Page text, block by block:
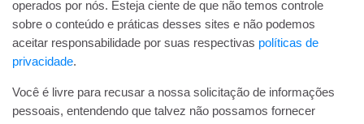
operados por nós. Esteja ciente de que não temos controle
sobre o conteúdo e práticas desses sites e não podemos
aceitar responsabilidade por suas respectivas políticas de
privacidade.
Você é livre para recusar a nossa solicitação de informações
pessoais, entendendo que talvez não possamos fornecer